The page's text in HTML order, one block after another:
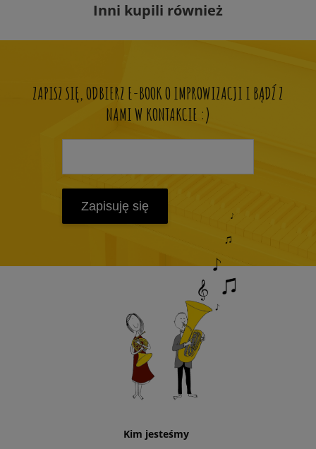
Inni kupili również
ZAPISZ SIĘ, ODBIERZ E-BOOK O IMPROWIZACJI I BĄDŹ Z
NAMI W KONTAKCIE :)
Zapisuję się
Kim jesteśmy